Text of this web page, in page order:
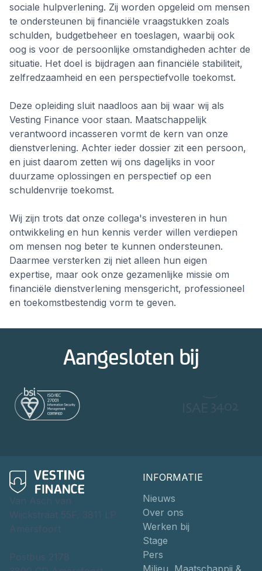
sociale hulpverlening. Zij worden opgeleid om mensen
te ondersteunen bij financiële vraagstukken zoals
schulden, budgetbeheer en toeslagen, waarbij ook
oog is voor de persoonlijke omstandigheden achter de
situatie. Het doel is bijdragen aan financiële stabiliteit,
zelfredzaamheid en een perspectiefvolle toekomst.
Deze opleiding sluit naadloos aan bij waar wij als
Vesting Finance voor staan. Maatschappelijk
verantwoord incasseren vormt de kern van onze
dienstverlening. Achter ieder dossier zit een persoon,
en juist daarom zetten wij ons dagelijks in voor
duurzame oplossingen en perspectief op een
schuldenvrije toekomst.
Wij zijn trots dat onze collega's investeren in hun
ontwikkeling en hun kennis verder willen verdiepen
om mensen nog beter te kunnen ondersteunen.
Daarmee versterken zij niet alleen hun eigen
expertise, maar ook onze gezamenlijke missie om
financiële dienstverlening mensgericht, professioneel
en toekomstbestendig vorm te geven.
Aangesloten bij
Van Asch van
Wijckstraat 55F, 3811 LP
Amersfoort
Postbus 2178
INFORMATIE
Nieuws
Over ons
Werken bij
Stage
Pers
Milieu, Maatschappij &